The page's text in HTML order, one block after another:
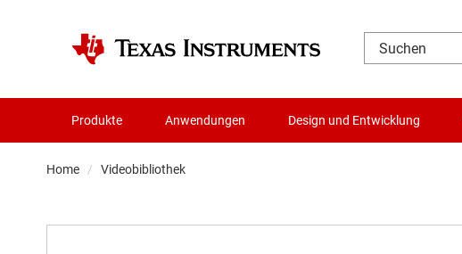
Produkte Anwendungen Design und Entwicklung
Home Videobibliothek